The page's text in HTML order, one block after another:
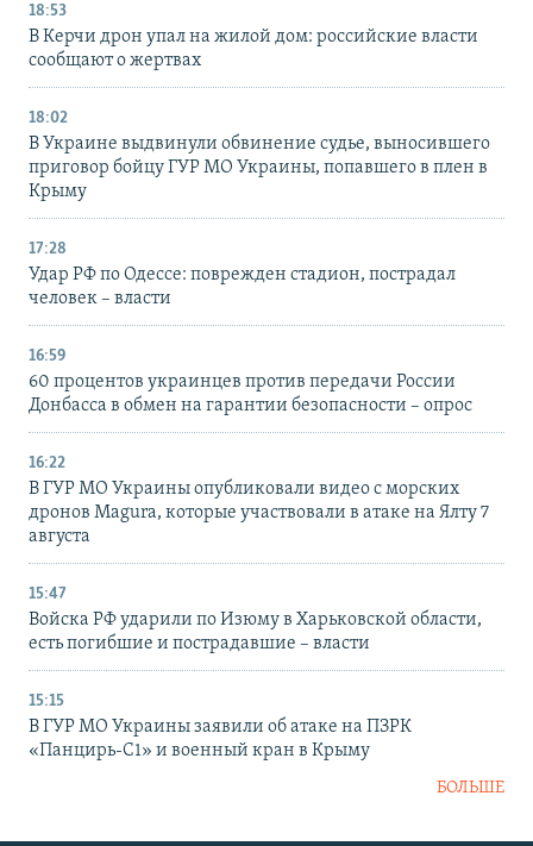
18:53
В Керчи дрон упал на жилой дом: российские власти
сообщают о жертвах
18:02
В Украине выдвинули обвинение судье, выносившего
приговор бойцу ГУР МО Украины, попавшего в плен в
Крыму
17:28
Удар РФ по Одессе: поврежден стадион, пострадал
человек – власти
16:59
60 процентов украинцев против передачи России
Донбасса в обмен на гарантии безопасности – опрос
16:22
В ГУР МО Украины опубликовали видео с морских
дронов Magura, которые участвовали в атаке на Ялту 7
августа
15:47
Войска РФ ударили по Изюму в Харьковской области,
есть погибшие и пострадавшие – власти
15:15
В ГУР МО Украины заявили об атаке на ПЗРК
«Панцирь-С1» и военный кран в Крыму
БОЛЬШЕ